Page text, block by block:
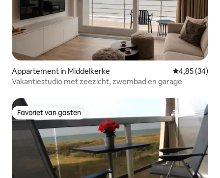
Appartement in Middelkerke Gemiddelde
4,85 (34)
Vakantiestudio met zeezicht, zwembad en garage
Favoriet van gasten
Favoriet van gasten